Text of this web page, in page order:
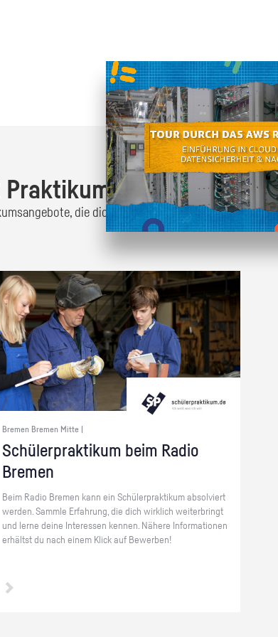
Oder finde heraus was
Praktikumsangebote!
die dich interessieren und bewirb dich
Bremen Bremen Mitte |
Schü­ler­prak­ti­kum beim Radio
Bre­men
Beim Radio Bre­men kann ein Schü­ler­prak­ti­kum ab­sol­viert
wer­den. Samm­le Er­fah­rung, die dich wirk­lich wei­ter­bringt
und lerne deine In­ter­es­sen ken­nen. Nä­he­re In­for­ma­tio­nen
er­hältst du nach einem Klick auf Be­wer­ben!